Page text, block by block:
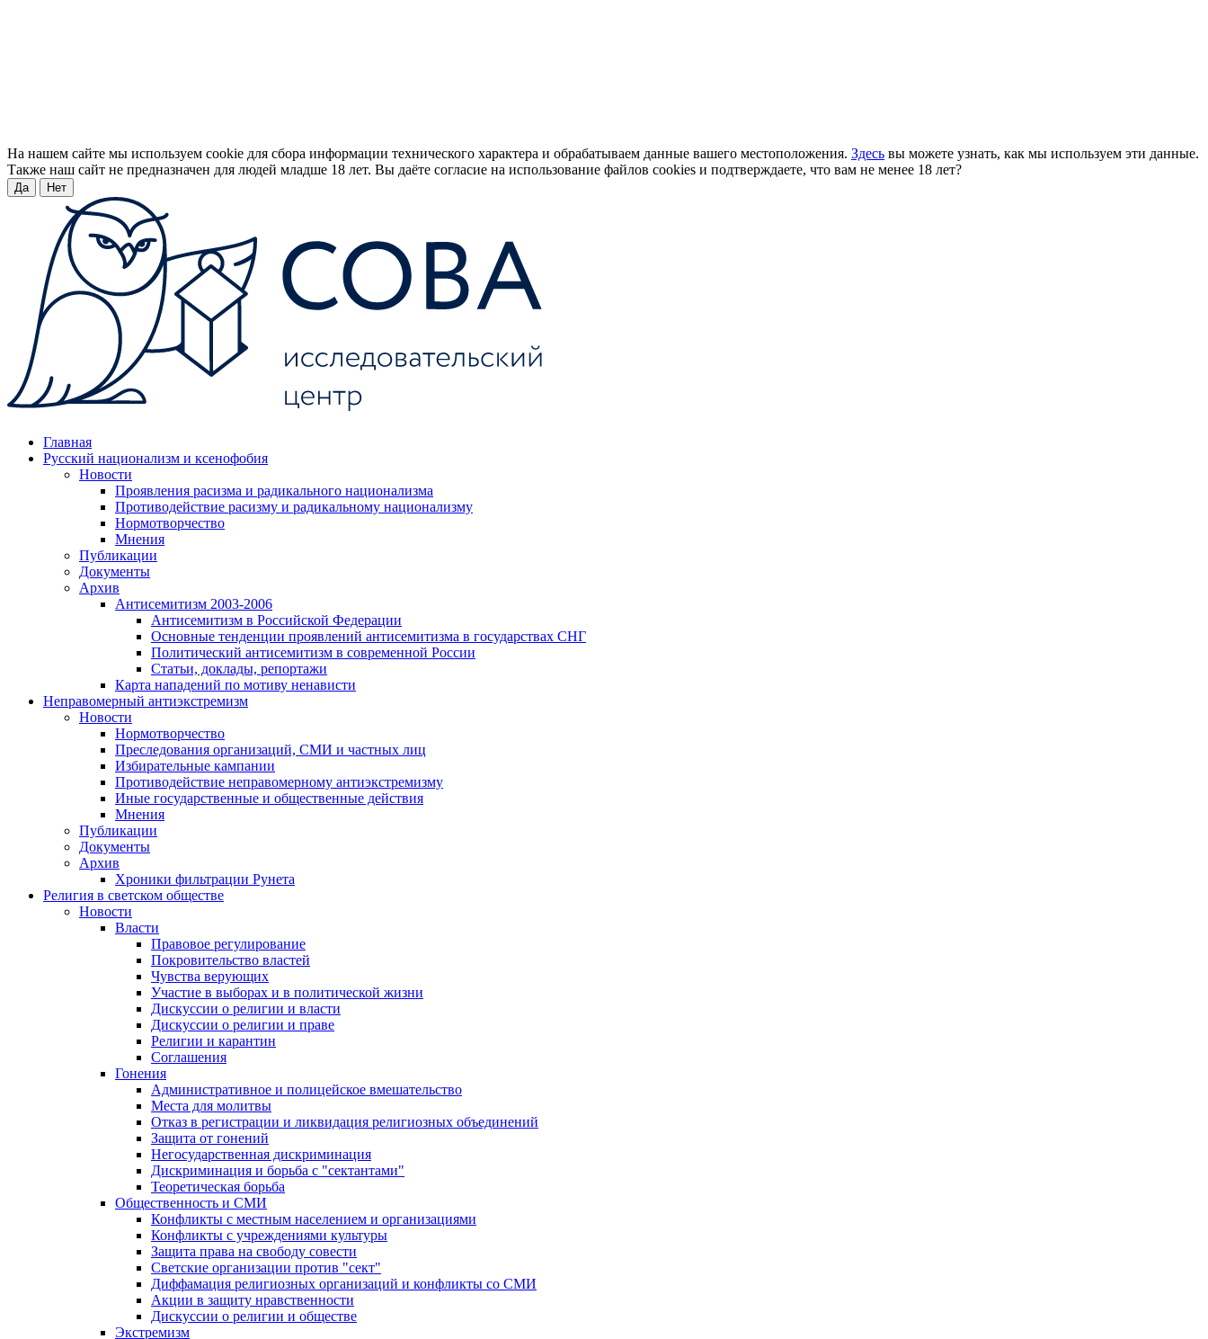
На нашем сайте мы используем cookie для сбора информации технического характера и обрабатываем данные вашего местоположения. Здесь вы можете узнать, как мы используем эти данные.
Также наш сайт не предназначен для людей младше 18 лет. Вы даёте согласие на использование файлов cookies и подтверждаете, что вам не менее 18 лет?
Да Нет
Главная
Русский национализм и ксенофобия
Новости
Проявления расизма и радикального национализма
Противодействие расизму и радикальному национализму
Нормотворчество
Мнения
Публикации
Документы
Архив
Антисемитизм 2003-2006
Антисемитизм в Российской Федерации
Основные тенденции проявлений антисемитизма в государствах СНГ
Политический антисемитизм в современной России
Статьи, доклады, репортажи
Карта нападений по мотиву ненависти
Неправомерный антиэкстремизм
Новости
Нормотворчество
Преследования организаций, СМИ и частных лиц
Избирательные кампании
Противодействие неправомерному антиэкстремизму
Иные государственные и общественные действия
Мнения
Публикации
Документы
Архив
Хроники фильтрации Рунета
Религия в светском обществе
Новости
Власти
Правовое регулирование
Покровительство властей
Чувства верующих
Участие в выборах и в политической жизни
Дискуссии о религии и власти
Дискуссии о религии и праве
Религии и карантин
Соглашения
Гонения
Административное и полицейское вмешательство
Места для молитвы
Отказ в регистрации и ликвидация религиозных объединений
Защита от гонений
Негосударственная дискриминация
Дискриминация и борьба с "сектантами"
Теоретическая борьба
Общественность и СМИ
Конфликты с местным населением и организациями
Конфликты с учреждениями культуры
Защита права на свободу совести
Светские организации против "сект"
Диффамация религиозных организаций и конфликты со СМИ
Акции в защиту нравственности
Дискуссии о религии и обществе
Экстремизм